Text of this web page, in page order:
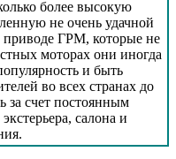
более высокую
не очень удачной
приводе ГРМ, которые не
моторах они иногда
и быть
во всех странах до
за счет постоянным
салона и